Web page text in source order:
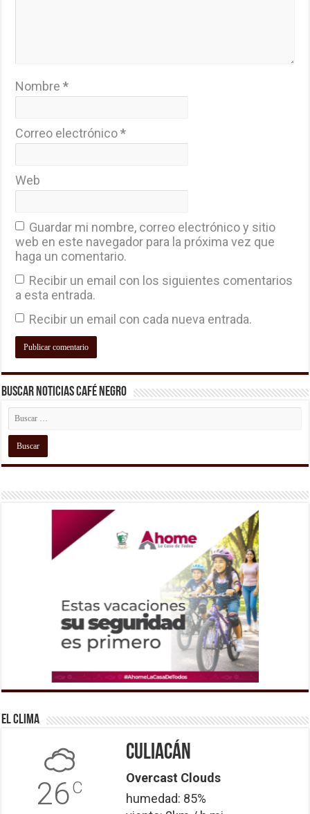
Nombre*
Correo electrónico*
Web
Guardar mi nombre, correo electrónico y sitio
web en este navegador para la próxima vez que
haga un comentario.
Recibir un email con los siguientes comentarios
a esta entrada.
Recibir un email con cada nueva entrada.
Buscar Noticias Café Negro
El Clima
26C
Culiacán
Overcast Clouds
humedad: 85%